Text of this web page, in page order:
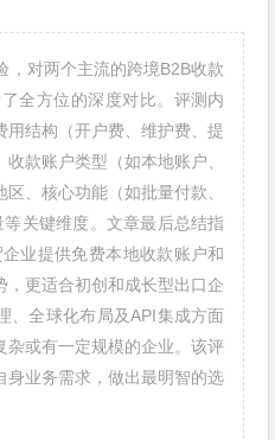
，对两个主流的跨境B2B收款
全方位的深度对比。评测内
用结构（开户费、维护费、提
款账户类型（如本地账户、
、核心功能（如批量付款、
关键维度。文章最后总结指
业提供免费本地收款账户和
，更适合初创和成长型出口企
、全球化布局及API集成方面
杂或有一定规模的企业。该评
身业务需求，做出最明智的选